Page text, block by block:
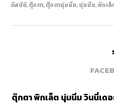
ดิสนีย์, ตุ๊กตา, ตุ๊กตานุ่มนิ่ม, นุ่มนิ่ม,พิกเล็
ตุ๊กตา พิกเล็ต นุ่มนิ่ม วินนี่เด